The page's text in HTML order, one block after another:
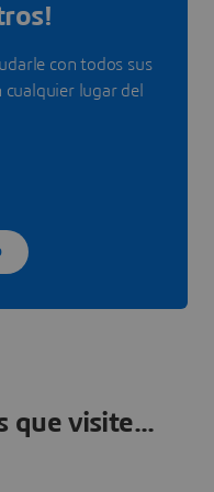
con todos sus
lugar del
que visite...